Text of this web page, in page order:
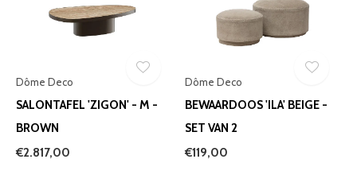
Dôme Deco
SALONTAFEL 'ZIGON' - M -
BROWN
€2.817,00
Dôme Deco
BEWAARDOOS 'ILA' BEIGE -
SET VAN 2
€119,00